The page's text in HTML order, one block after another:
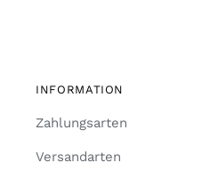
INFORMATION
Zahlungsarten
Versandarten